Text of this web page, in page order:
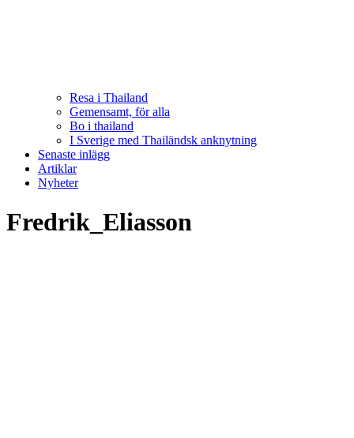
Resa i Thailand
Gemensamt, för alla
Bo i thailand
I Sverige med Thailändsk anknytning
Senaste inlägg
Artiklar
Nyheter
Fredrik_Eliasson